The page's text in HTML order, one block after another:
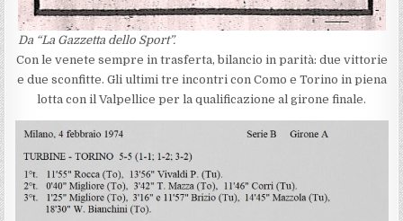
Da “La Gazzetta dello Sport”.
Con le venete sempre in trasferta, bilancio in parità: due vittorie
e due sconfitte. Gli ultimi tre incontri con Como e Torino in piena
lotta con il Valpellice per la qualificazione al girone finale.